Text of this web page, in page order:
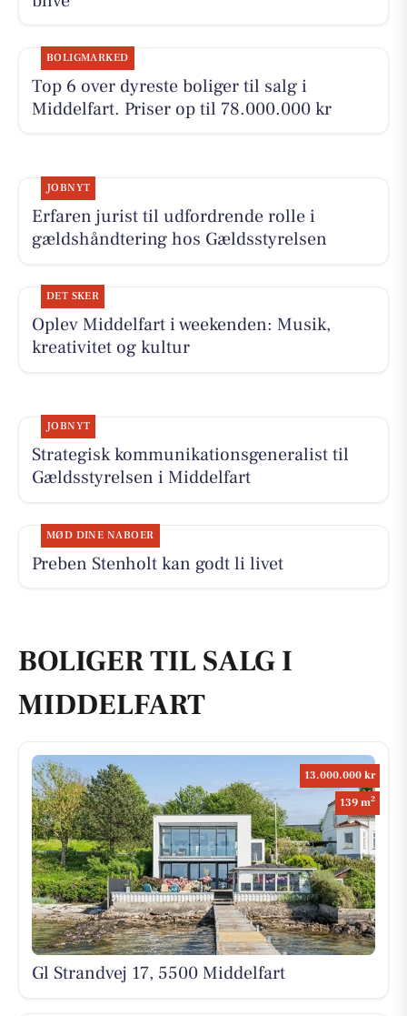
BOLIGMARKED
Top 6 over dyreste boliger til salg i
Middelfart. Priser op til 78.000.000 kr
JOBNYT
Erfaren jurist til udfordrende rolle i
gældshåndtering hos Gældsstyrelsen
DET SKER
Oplev Middelfart i weekenden: Musik,
kreativitet og kultur
JOBNYT
Strategisk kommunikationsgeneralist til
Gældsstyrelsen i Middelfart
MØD DINE NABOER
Preben Stenholt kan godt li livet
BOLIGER TIL SALG I
MIDDELFART
13.000.000 kr
139 m2
Gl Strandvej 17, 5500 Middelfart